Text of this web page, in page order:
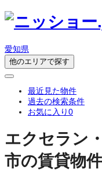
愛知県
他のエリアで探す
最近見た物件
過去の検索条件
お気に入り0
エクセラン
市の賃貸物件